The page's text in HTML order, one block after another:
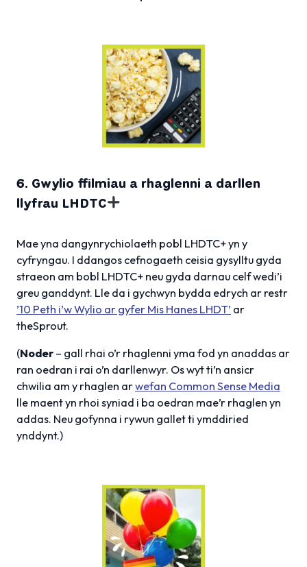
6. Gwylio ffilmiau a rhaglenni a darllen
llyfrau LHDTC
Mae yna dangynrychiolaeth pobl LHDTC+ yn y
cyfryngau. I ddangos cefnogaeth ceisia gysylltu gyda
straeon am bobl LHDTC+ neu gyda darnau celf wedi’i
greu ganddynt. Lle da i gychwyn bydda edrych ar restr
’10 Peth i’w Wylio ar gyfer Mis Hanes LHDT’ ar
theSprout.
(Noder– gall rhai o’r rhaglenni yma fod yn anaddas ar
ran oedran i rai o’n darllenwyr. Os wyt ti’n ansicr
chwilia am y rhaglen arwefan Common Sense Media
lle maent yn rhoi syniad i ba oedran mae’r rhaglen yn
addas. Neu gofynna i rywun gallet ti ymddiried
ynddynt.)